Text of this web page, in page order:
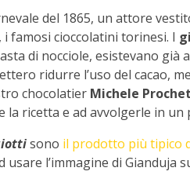
del 1865, un attore
i famosi cioccolatini torinesi. I
di nocciole, esistevano già
ridurre l’uso del cacao,
chocolatier Michele Prochet
la ricetta e ad avvolgerle in
sono il prodotto più tipico
usare l’immagine di Gianduja